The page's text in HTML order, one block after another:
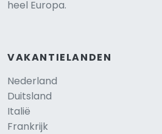
heel Europa.
VAKANTIELANDEN
Nederland
Duitsland
Italië
Frankrijk